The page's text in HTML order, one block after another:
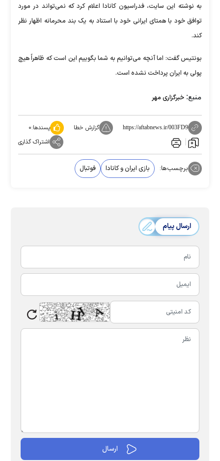
به نوشته این سایت، فدراسیون کانادا اعلام کرد که نمی‌تواند در مورد
توافق خود با همتای ایرانی خود با استناد به یک بند محرمانه اظهار نظر
کند.
بونتیس گفت: اما آنچه می‌توانیم به شما بگوییم این است که ظاهراً هیچ
پولی به ایران پرداخت نشده است.
منبع: خبرگزاری مهر
https://aftabnews.ir/003FD9 گزارش خطا پسندها:۰
اشتراک گذاری
برچسب‌ها: بازی ایران و کانادا فوتبال
ارسال پیام